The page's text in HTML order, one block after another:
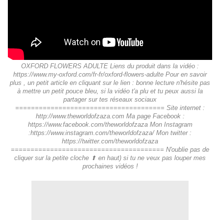
OXFORD FLOWERS ADULTE Liens du produit dans la vidéo :
https://www.my-oxford.com/fr-fr/oxford-flowers-adulte Pour en savoir
plus , un petit article en cliquant sur le lien : bonne lecture n'hésite pas
à mettre un petit pouce bleu, si la vidéo t'a plu et tu peux aussi la
partager sur tes réseaux sociaux
====================================== Site internet :
http://www.theworldofzaza.com Ma page Facebook :
https://www.facebook.com/theworldofzaza Mon Instagram
:https://www.instagram.com/theworldofzaza/ Mon twitter :
https://twitter.com/theworldofzaza
======================================= N'oublie pas de
cliquer sur la petite cloche ⬆︎ en haut) si tu ne veux pas louper mes
prochaines vidéos !